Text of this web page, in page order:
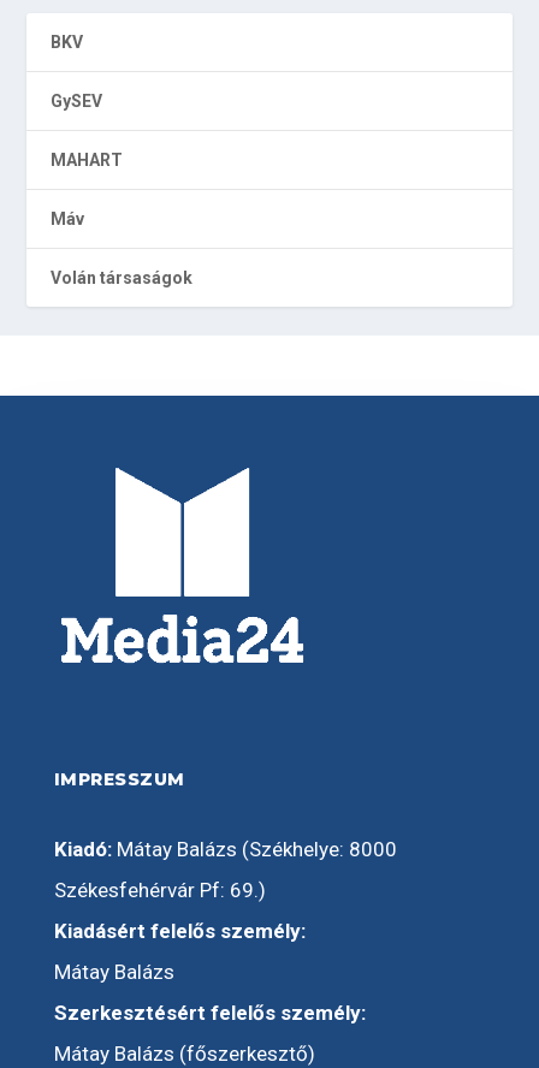
BKV
GySEV
MAHART
Máv
Volán társaságok
IMPRESSZUM
Kiadó:Mátay Balázs (Székhelye: 8000
Székesfehérvár Pf: 69.)
Kiadásért felelős személy:
Mátay Balázs
Szerkesztésért felelős személy:
Mátay Balázs (főszerkesztő)